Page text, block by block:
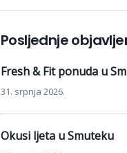
Posljednje
Fresh & Fit ponuda u
31. srpnja 2026.
Okusi ljeta u Smuteku